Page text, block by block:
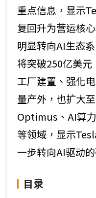
重点信息，显示
复回升为营运核
明显转向AI生态
将突破250亿美
工厂建置、强化
量产外，也扩大
Optimus、AI算
等领域，显示
一步转向AI驱动
目录